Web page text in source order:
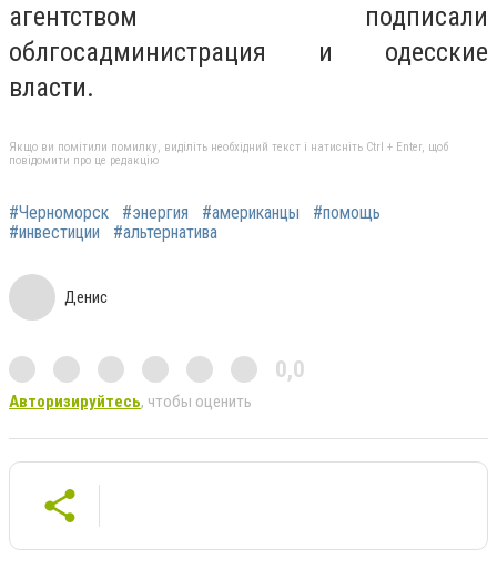
агентством подписали
облгосадминистрация и одесские
власти.
Якщо ви помітили помилку, виділіть необхідний текст і натисніть Ctrl + Enter, щоб
повідомити про це редакцію
#Черноморск #энергия #американцы
#помощь
#инвестиции
#альтернатива
Денис
0,0
Авторизируйтесь, чтобы оценить